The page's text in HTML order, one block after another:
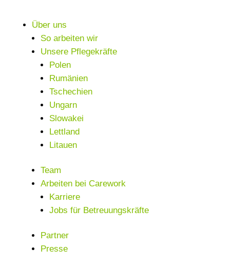
Über uns
So arbeiten wir
Unsere Pflegekräfte
Polen
Rumänien
Tschechien
Ungarn
Slowakei
Lettland
Litauen
Team
Arbeiten bei Carework
Karriere
Jobs für Betreuungskräfte
Partner
Presse